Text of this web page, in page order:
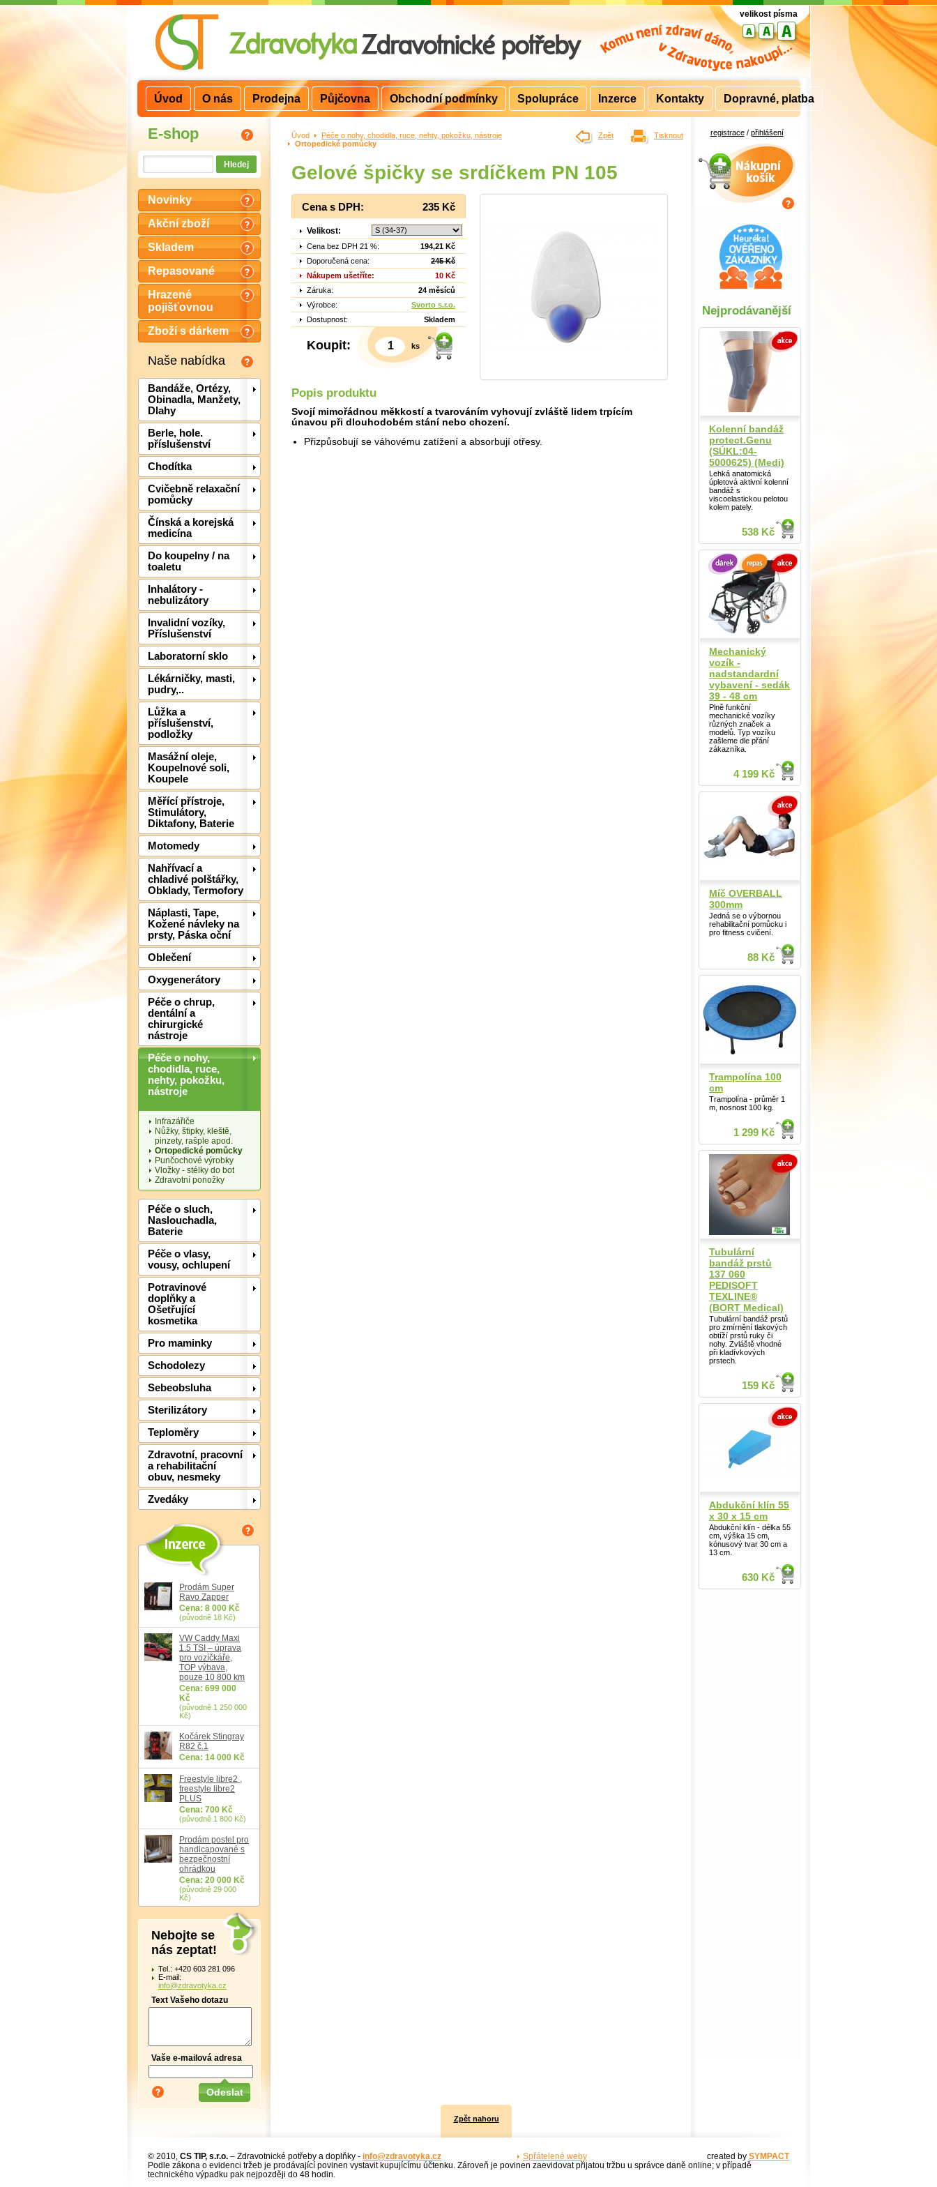
E-shop
Novinky
Akční zboží
Skladem
Repasované
Hrazené
pojišťovnou
Zboží s dárkem
Naše nabídka
Bandáže, Ortézy,
Obinadla, Manžety,
Dlahy
Berle, hole.
příslušenství
Chodítka
Cvičebně relaxační
pomůcky
Čínská a korejská
medicína
Do koupelny / na
toaletu
Inhalátory -
nebulizátory
Invalidní vozíky,
Příslušenství
Laboratorní sklo
Lékárničky, masti,
pudry,..
Lůžka a
příslušenství,
podložky
Masážní oleje,
Koupelnové soli,
Koupele
Měřící přístroje,
Stimulátory,
Diktafony, Baterie
Motomedy
Nahřívací a
chladivé polštářky,
Obklady, Termofory
Náplasti, Tape,
Kožené návleky na
prsty, Páska oční
Oblečení
Oxygenerátory
Péče o chrup,
dentální a
chirurgické
nástroje
Péče o nohy,
chodidla, ruce,
nehty, pokožku,
nástroje
Infrazářiče
Nůžky, štipky, kleště,
pinzety, rašple apod.
Ortopedické pomůcky
Punčochové výrobky
Vložky - stélky do bot
Zdravotní ponožky
Péče o sluch,
Naslouchadla,
Baterie
Péče o vlasy,
vousy, ochlupení
Potravinové
doplňky a
Ošetřující
kosmetika
Pro maminky
Schodolezy
Sebeobsluha
Sterilizátory
Teploměry
Zdravotní, pracovní
a rehabilitační
obuv, nesmeky
Zvedáky
Prodám Super
Ravo Zapper
Cena: 8 000 Kč
(původně 18 Kč)
VW Caddy Maxi
1.5 TSI – úprava
pro vozíčkáře,
TOP výbava,
pouze 10 800 km
Cena: 699 000
Kč
(původně 1 250 000
Kč)
Kočárek Stingray
R82 č.1
Cena: 14 000 Kč
Freestyle libre2 ,
freestyle libre2
PLUS
Cena: 700 Kč
(původně 1 800 Kč)
Prodám postel pro
handicapované s
bezpečnostní
ohrádkou
Cena: 20 000 Kč
(původně 29 000
Kč)
Nebojte se
nás zeptat!
Tel.: +420 603 281 096
E-mail:
info@zdravotyka.cz
Text Vašeho dotazu
Vaše e-mailová adresa
Úvod > Péče o nohy, chodidla, ruce, nehty, pokožku, nástroje
Ortopedické pomůcky
Gelové špičky se srdíčkem PN 105
Cena s DPH: 235 Kč
Velikost:
Cena bez DPH 21 %:
194,21 Kč
Doporučená cena:
245 Kč
Nákupem ušetříte:
10 Kč
Záruka:
24 měsíců
Výrobce:
Svorto s.r.o.
Dostupnost:
Skladem
Koupit: ks
Popis produktu
Svojí mimořádnou měkkostí a tvarováním vyhovují zvláště lidem trpícím
únavou při dlouhodobém stání nebo chození.
Přizpůsobují se váhovému zatížení a absorbují otřesy.
registrace/ přihlášení
Nákupní košík
velikost písma
Tisknout
Zpět
Nejprodávanější
Kolenní bandáž
protect.Genu
(SÚKL:04-
5000625) (Medi)
Lehká anatomická
úpletová aktivní kolenní
bandáž s
viscoelastickou pelotou
kolem pately.
538 Kč
Mechanický
vozík -
nadstandardní
vybavení - sedák
39 - 48 cm
Plně funkční
mechanické vozíky
různých značek a
modelů. Typ vozíku
zašleme dle přání
zákazníka.
4 199 Kč
Míč OVERBALL
300mm
Jedná se o výbornou
rehabilitační pomůcku i
pro fitness cvičení.
88 Kč
Trampolína 100
cm
Trampolína - průměr 1
m, nosnost 100 kg.
1 299 Kč
Tubulární
bandáž prstů
137 060
PEDISOFT
TEXLINE®
(BORT Medical)
Tubulární bandáž prstů
pro zmírnění tlakových
obtíží prstů ruky či
nohy. Zvláště vhodné
při kladívkových
prstech.
159 Kč
Abdukční klín 55
x 30 x 15 cm
Abdukční klín - délka 55
cm, výška 15 cm,
kónusový tvar 30 cm a
13 cm.
630 Kč
Úvod O nás Prodejna Půjčovna Obchodní podmínky Spolupráce Inzerce Kontakty Dopravné, platba
Zpět nahoru
© 2010, CS TIP, s.r.o. – Zdravotnické potřeby a doplňky - info@zdravotyka.cz created by SYMPACT
Podle zákona o evidenci tržeb je prodávající povinen vystavit kupujícímu účtenku. Zároveň je povinen zaevidovat přijatou tržbu u správce daně online; v případě
technického výpadku pak nejpozději do 48 hodin.
Spřátelené weby